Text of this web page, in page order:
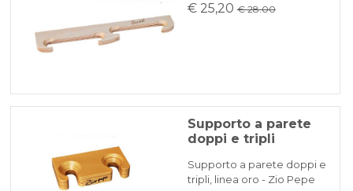
€ 25,20 € 28.00
Supporto a parete
doppi e tripli
Supporto a parete doppi e
tripli, linea oro - Zio Pepe